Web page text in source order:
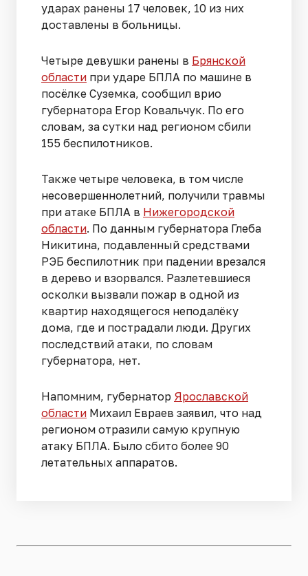
ударах ранены 17 человек, 10 из них
доставлены в больницы.
Четыре девушки ранены в Брянской
области при ударе БПЛА по машине в
посёлке Суземка, сообщил врио
губернатора Егор Ковальчук. По его
словам, за сутки над регионом сбили
155 беспилотников.
Также четыре человека, в том числе
несовершеннолетний, получили травмы
при атаке БПЛА в Нижегородской
области. По данным губернатора Глеба
Никитина, подавленный средствами
РЭБ беспилотник при падении врезался
в дерево и взорвался. Разлетевшиеся
осколки вызвали пожар в одной из
квартир находящегося неподалёку
дома, где и пострадали люди. Других
последствий атаки, по словам
губернатора, нет.
Напомним, губернатор Ярославской
области Михаил Евраев заявил, что над
регионом отразили самую крупную
атаку БПЛА. Было сбито более 90
летательных аппаратов.